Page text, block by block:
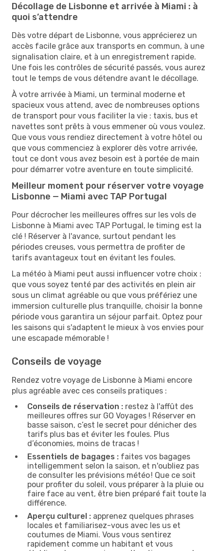
Décollage de Lisbonne et arrivée à Miami : à
quoi s’attendre
Dès votre départ de Lisbonne, vous apprécierez un
accès facile grâce aux transports en commun, à une
signalisation claire, et à un enregistrement rapide.
Une fois les contrôles de sécurité passés, vous aurez
tout le temps de vous détendre avant le décollage.
À votre arrivée à Miami, un terminal moderne et
spacieux vous attend, avec de nombreuses options
de transport pour vous faciliter la vie : taxis, bus et
navettes sont prêts à vous emmener où vous voulez.
Que vous vous rendiez directement à votre hôtel ou
que vous commenciez à explorer dès votre arrivée,
tout ce dont vous avez besoin est à portée de main
pour démarrer votre aventure en toute simplicité.
Meilleur moment pour réserver votre voyage
Lisbonne — Miami avec TAP Portugal
Pour décrocher les meilleures offres sur les vols de
Lisbonne à Miami avec TAP Portugal, le timing est la
clé ! Réserver à l'avance, surtout pendant les
périodes creuses, vous permettra de profiter de
tarifs avantageux tout en évitant les foules.
La météo à Miami peut aussi influencer votre choix :
que vous soyez tenté par des activités en plein air
sous un climat agréable ou que vous préfériez une
immersion culturelle plus tranquille, choisir la bonne
période vous garantira un séjour parfait. Optez pour
les saisons qui s'adaptent le mieux à vos envies pour
une escapade mémorable !
Conseils de voyage
Rendez votre voyage de Lisbonne à Miami encore
plus agréable avec ces conseils pratiques :
Conseils de réservation : restez à l'affût des
meilleures offres sur GO Voyages ! Réserver en
basse saison, c’est le secret pour dénicher des
tarifs plus bas et éviter les foules. Plus
d’économies, moins de tracas !
Essentiels de bagages : faites vos bagages
intelligemment selon la saison, et n'oubliez pas
de consulter les prévisions météo ! Que ce soit
pour profiter du soleil, vous préparer à la pluie ou
faire face au vent, être bien préparé fait toute la
différence.
Aperçu culturel : apprenez quelques phrases
locales et familiarisez-vous avec les us et
coutumes de Miami. Vous vous sentirez
rapidement comme un habitant et vous